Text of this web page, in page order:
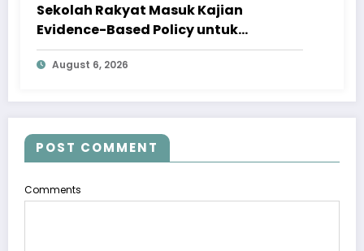
Sekolah Rakyat Masuk Kajian
Evidence-Based Policy untuk
Penyempurnaan Program
August 6, 2026
POST COMMENT
Comments